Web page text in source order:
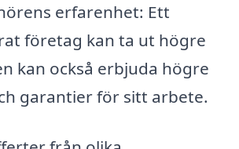
erfarenhet: Ett
företag kan ta ut högre
kan också erbjuda högre
garantier för sitt arbete.